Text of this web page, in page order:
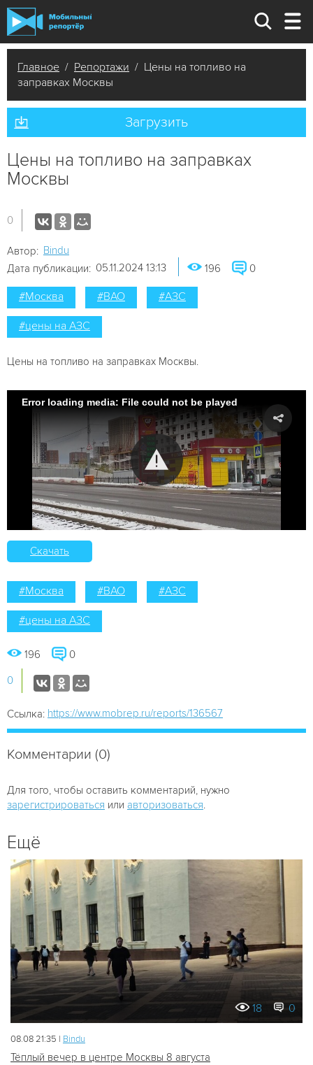
Главное / Репортажи / Цены на топливо на
заправках Москвы
Загрузить
Цены на топливо на заправках
Москвы
0
Автор: Bindu
Дата публикации: 05.11.2024 13:13 196 0
#Москва #ВАО #АЗС
#цены на АЗС
Цены на топливо на заправках Москвы.
Error loading media: File could not be played
Скачать
#Москва #ВАО #АЗС
#цены на АЗС
196 0
0
Ссылка: https://www.mobrep.ru/reports/136567
Комментарии (0)
Для того, чтобы оставить комментарий, нужно
зарегистрироваться или авторизоваться
Ещё
18 0
08.08 21:35 | Bindu
Тёплый вечер в центре Москвы 8 августа